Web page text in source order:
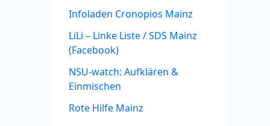
Infoladen Cronopios Mainz
LiLi – Linke Liste / SDS Mainz
(Facebook)
NSU-watch: Aufklären &
Einmischen
Rote Hilfe Mainz